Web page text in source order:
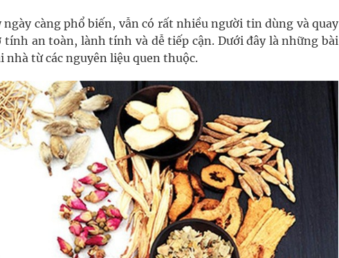
quốc
nhiệt độ cao nhất 35 độ
khám sàng lọc cho người dân
càng phổ biến, vẫn có rất nhiều người tin dùng và quay
an toàn, lành tính và dễ tiếp cận. Dưới đây là những bài
nhà từ các nguyên liệu quen thuộc.